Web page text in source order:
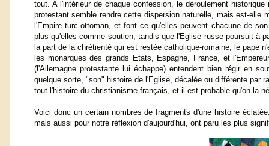
tout. A l'intérieur de chaque confession, le déroulement
protestant semble rendre cette dispersion naturelle, mais est-elle
l'Empire turc-ottoman, et font ce qu'elles peuvent chacune de
plus qu'elles comme soutien, tandis que l'Eglise russe poursuit à
la part de la chrétienté qui est restée catholique-romaine, le pape
les monarques des grands Etats, Espagne, France, et
(l'Allemagne protestante lui échappe) entendent bien régir en
quelque sorte, "son" histoire de l'Eglise, décalée ou différente par
tout l'histoire du christianisme français, et il est probable qu'on la
Voici donc un certain nombres de fragments d'une histoire
mais aussi pour notre réflexion d'aujourd'hui, ont paru les plus